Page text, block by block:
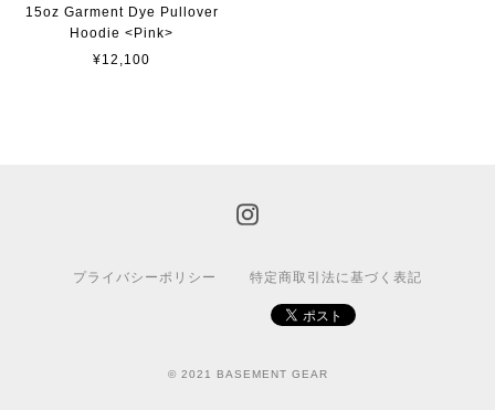
15oz Garment Dye Pullover
Hoodie <Pink>
¥12,100
プライバシーポリシー 特定商取引法に基づく表記
© 2021 BASEMENT GEAR